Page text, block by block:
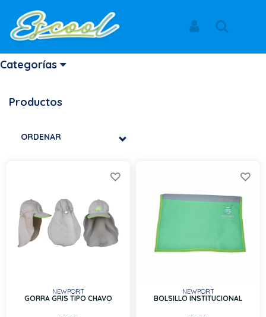
Categorías
SALE
Productos
ORDENAR
NEWPORT
GORRA GRIS TIPO CHAVO
NEWPORT
BOLSILLO INSTITUCIONAL